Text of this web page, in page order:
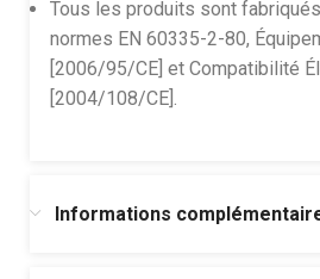
Tous les produits sont
normes EN 60335-2-80,
[2006/95/CE] et Compatibilité
[2004/108/CE].
Informations